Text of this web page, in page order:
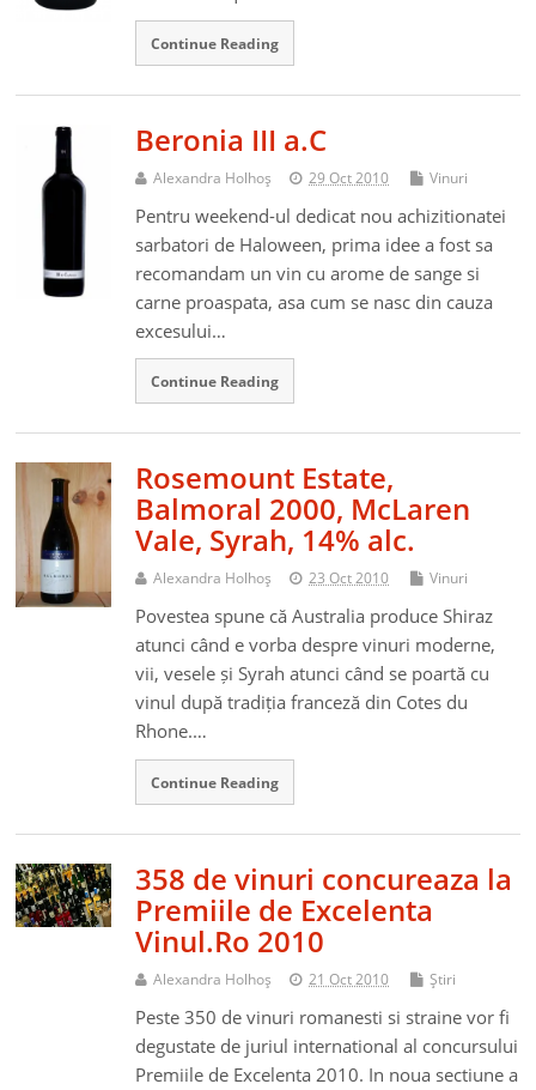
Continue Reading
Beronia III a.C
Alexandra Holhoş 29 Oct 2010 Vinuri
Pentru weekend-ul dedicat nou achizitionatei
sarbatori de Haloween, prima idee a fost sa
recomandam un vin cu arome de sange si
carne proaspata, asa cum se nasc din cauza
excesului…
Continue Reading
Rosemount Estate,
Balmoral 2000, McLaren
Vale, Syrah, 14% alc.
Alexandra Holhoş 23 Oct 2010 Vinuri
Povestea spune că Australia produce Shiraz
atunci când e vorba despre vinuri moderne,
vii, vesele și Syrah atunci când se poartă cu
vinul după tradiția franceză din Cotes du
Rhone.…
Continue Reading
358 de vinuri concureaza la
Premiile de Excelenta
Vinul.Ro 2010
Alexandra Holhoş 21 Oct 2010 Ştiri
Peste 350 de vinuri romanesti si straine vor fi
degustate de juriul international al concursului
Premiile de Excelenta 2010. In noua sectiune a